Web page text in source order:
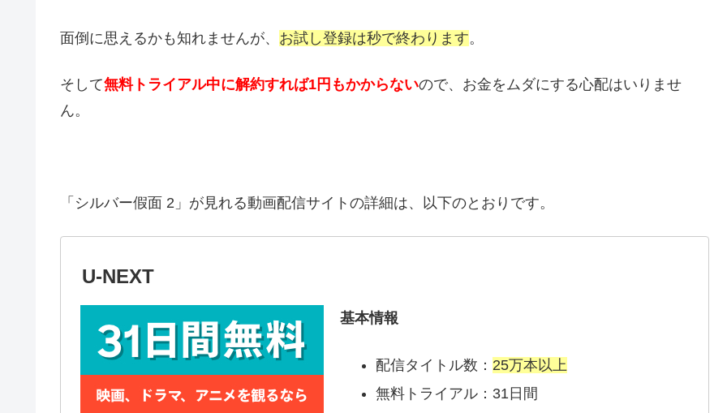
面倒に思えるかも知れませんが、 お試し登録は秒で終わります。
そして無料トライアル中に解約すれば1円もかからないので、お金をムダにする心配はいりませ
ん。
「シルバー假面 2」が見れる動画配信サイトの詳細は、以下のとおりです。
U-NEXT
基本情報
配信タイトル数： 25万本以上
無料トライアル：31日間